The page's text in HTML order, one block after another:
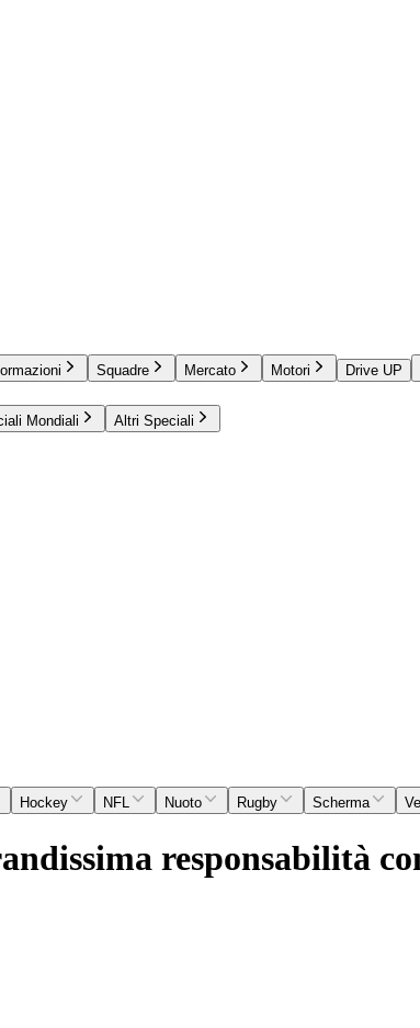
Squadre Mercato Motori Drive UP
Mondiali Altri Speciali
Hockey NFL Nuoto Rugby Scherma
responsabilità